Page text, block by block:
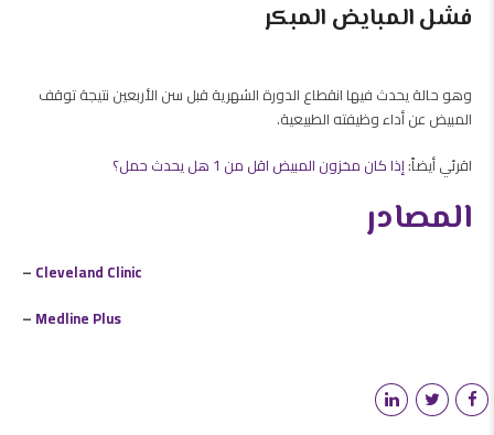
فشل المبايض المبكر
وهو حالة يحدث فيها انقطاع الدورة الشهرية قبل سن الأربعين نتيجة توقف
المبيض عن أداء وظيفته الطبيعية.
اقرئي أيضاً:إذا كان مخزون المبيض اقل من 1 هل يحدث حمل؟
المصادر
Cleveland Clinic
–
Medline Plus
–